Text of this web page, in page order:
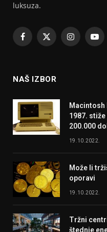
luksuza.
Facebook
X
Instagram
NAŠ IZBOR
Macintosh
1987.
200.000
19.10.2022.
Može li
oporavi
19.10.2022.
Tržni
štednje